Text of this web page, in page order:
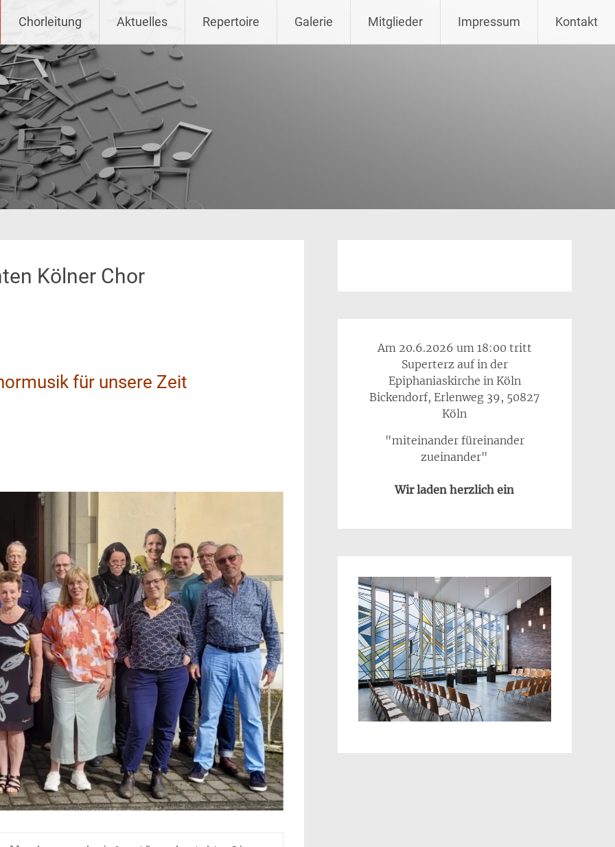
Zeit
Chorleitung Aktuelles Repertoire Galerie Mitglieder Impressum Kontakt
Kölner Chor
für unsere Zeit
Am 20.6.2026 um 18:00 tritt
Superterz auf in der
Epiphaniaskirche in Köln
Bickendorf, Erlenweg 39, 50827
Köln
"miteinander füreinander
zueinander"
Wir laden herzlich ein